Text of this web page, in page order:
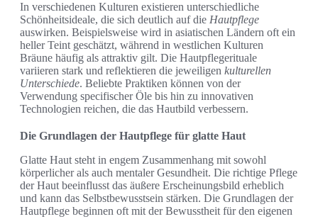
In verschiedenen Kulturen existieren unterschiedliche
Schönheitsideale, die sich deutlich auf die Hautpflege
auswirken. Beispielsweise wird in asiatischen Ländern oft ein
heller Teint geschätzt, während in westlichen Kulturen
Bräune häufig als attraktiv gilt. Die Hautpflegerituale
variieren stark und reflektieren die jeweiligen kulturellen
Unterschiede. Beliebte Praktiken können von der
Verwendung specifischer Öle bis hin zu innovativen
Technologien reichen, die das Hautbild verbessern.
Die Grundlagen der Hautpflege für glatte Haut
Glatte Haut steht in engem Zusammenhang mit sowohl
körperlicher als auch mentaler Gesundheit. Die richtige Pflege
der Haut beeinflusst das äußere Erscheinungsbild erheblich
und kann das Selbstbewusstsein stärken. Die Grundlagen der
Hautpflege beginnen oft mit der Bewusstheit für den eigenen